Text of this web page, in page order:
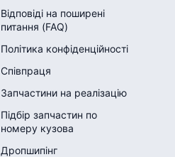
Відповіді на поширені
питання (FAQ)
Політика конфіденційності
Співпраця
Запчастини на реалізацію
Підбір запчастин по
номеру кузова
Дропшипінг